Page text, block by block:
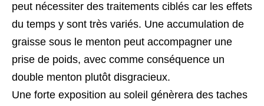
peut nécessiter des traitements ciblés car les effets
du temps y sont très variés. Une accumulation de
graisse sous le menton peut accompagner une
prise de poids, avec comme conséquence un
double menton plutôt disgracieux.
Une forte exposition au soleil génèrera des taches